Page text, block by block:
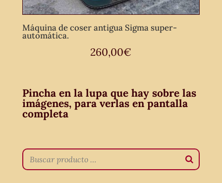
Máquina de coser antigua Sigma super-
automática.
260,00€
Pincha en la lupa que hay sobre las
imágenes, para verlas en pantalla
completa